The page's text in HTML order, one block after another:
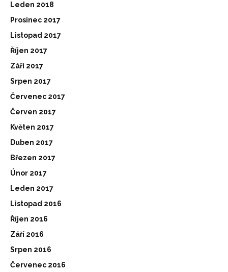
Leden 2018
Prosinec 2017
Listopad 2017
Říjen 2017
Září 2017
Srpen 2017
Červenec 2017
Červen 2017
Květen 2017
Duben 2017
Březen 2017
Únor 2017
Leden 2017
Listopad 2016
Říjen 2016
Září 2016
Srpen 2016
Červenec 2016